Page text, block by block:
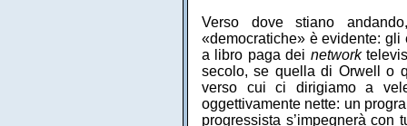
Verso dove stiano
«democratiche» è evidente:
a libro paga dei network
secolo, se quella di Orwell o
verso cui ci dirigiamo a
oggettivamente nette: un
progressista s’impegnerà